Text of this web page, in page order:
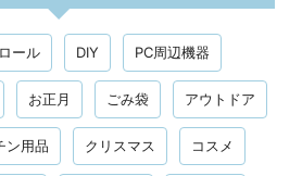
ール DIY PC周辺機器
お正月 ごみ袋 アウトドア
ン用品 クリスマス コスメ